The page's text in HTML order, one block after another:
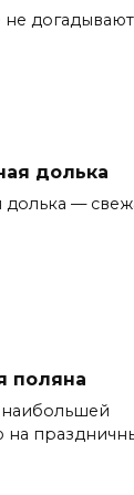
долька
долька —
поляна
на